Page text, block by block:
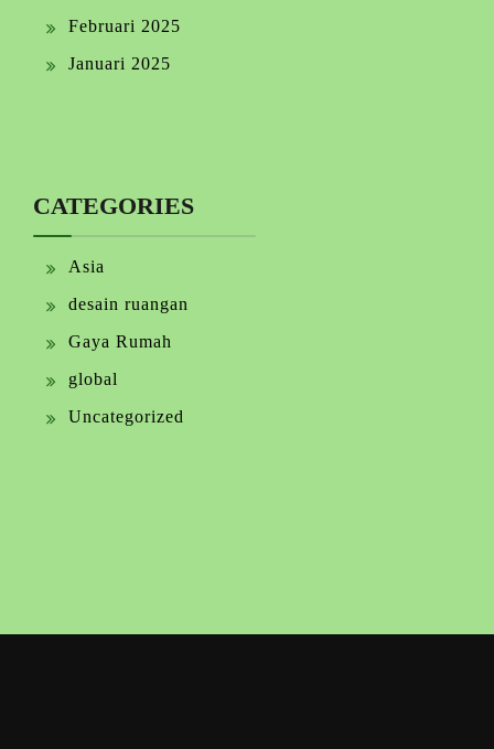
Februari 2025
Januari 2025
CATEGORIES
Asia
desain ruangan
Gaya Rumah
global
Uncategorized